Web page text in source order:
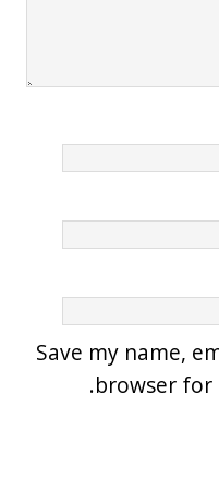
Save my name,
browser for